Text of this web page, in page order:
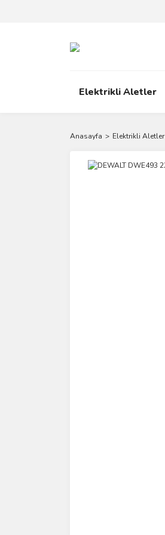
Elektrikli Aletler
Anasayfa Elektrikli Aletler